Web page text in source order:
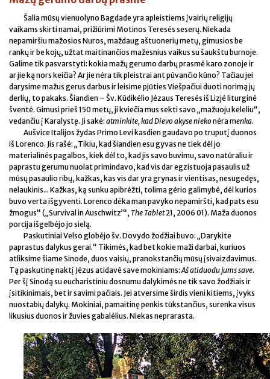
Šalia mūsų vienuolyno Bagdade yra apleistiems įvairių religijų
vaikams skirti namai, prižiūrimi Motinos Teresės seserų. Niekada
nepamiršiu mažosios Nuros, maždaug aštuonerių metų, gimusios be
rankų ir be kojų, užtat maitinančios mažesnius vaikus su šaukštu burnoje.
Galime tik pasvarstyti: kokia mažų gerumo darbų prasmė karo zonoje ir
ar jie ką nors keičia? Ar jie nėra tik pleistrai ant pūvančio kūno? Tačiau jei
darysime mažus gerus darbus ir leisime pjūties Viešpačiui duoti norimą jų
derlių, to pakaks. Šiandien – Šv. Kūdikėlio Jėzaus Teresės iš Lizjė liturginė
šventė. Gimusi prieš 150 metų, ji kviečia mus sekti savo „mažuoju keleliu“,
vedančiu į Karalystę. Ji sakė: atminkite, kad Dievo akyse niekonėra menka.
Aušvice Italijos žydas Primo Levi kasdien gaudavo po truputį duonos
iš Lorenco. Jis rašė: „Tikiu, kad šiandien esu gyvas ne tiek dėl jo
materialinės pagalbos, kiek dėl to, kad jis savo buvimu, savo natūraliu ir
paprastu gerumu nuolat primindavo, kad vis dar egzistuoja pasaulis už
mūsų pasaulio ribų, kažkas, kas vis dar yra grynas ir vientisas, nesugedęs,
nelaukinis... Kažkas, ką sunku apibrėžti, tolima gėrio galimybė, dėl kurios
buvo verta išgyventi. Lorenco dėka man pavyko nepamiršti, kad pats esu
žmogus“ („Survival in Auschwitz’“, The Tablet21, 2006 01). Maža duonos
porcija išgelbėjo jo sielą.
Paskutiniai Velso globėjo šv. Dovydo žodžiai buvo: „Darykite
paprastus dalykus gerai.“ Tikimės, kad bet kokie maži darbai, kuriuos
atliksime šiame Sinode, duos vaisių, pranokstančių mūsų įsivaizdavimus.
Tą paskutinę naktį Jėzus atidavė save mokiniams: Aš atiduodu jums save.
Per šį Sinodą su eucharistiniu dosnumu dalykimės ne tik savo žodžiais ir
įsitikinimais, bet ir savimi pačiais. Jei atversime širdis vieni kitiems, įvyks
nuostabių dalykų. Mokiniai, pamaitinę penkis tūkstančius, surenka visus
likusius duonos ir žuvies gabalėlius. Niekas neprarasta.